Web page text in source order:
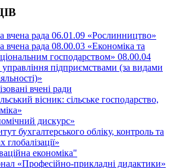
вчена рада 06.01.09 «Рослинництво»
вчена рада 08.00.03 «Економіка та
господарством» 08.00.04
управління підприємствами (за видами
вчені ради
вісник: сільське господарство,
дискурс»
бухгалтерського обліку, контроль та
глобалізації»
економіка"
«Професійно-прикладні дидактики»